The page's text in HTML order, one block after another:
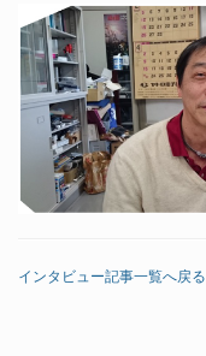
インタビュー記事一覧へ戻る